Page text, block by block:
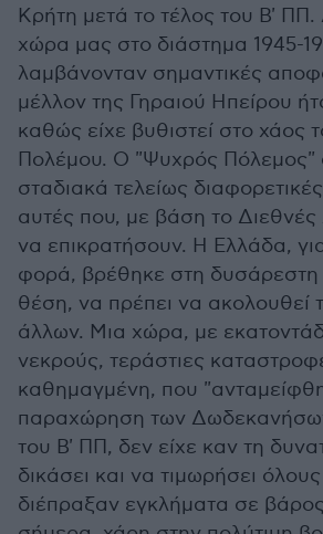
Κρήτη μετά το τέλος του Β'
χώρα μας στο διάστημα 1945-
λαμβάνονταν σημαντικές
μέλλον της Γηραιού Ηπείρου
καθώς είχε βυθιστεί στο χάος
Πολέμου. Ο "Ψυχρός Πόλεμος"
σταδιακά τελείως
αυτές που, με βάση το Διεθνές
να επικρατήσουν. Η Ελλάδα,
φορά, βρέθηκε στη δυσάρεστη
θέση, να πρέπει να ακολουθεί
άλλων. Μια χώρα, με
νεκρούς, τεράστιες
καθημαγμένη, που
παραχώρηση των
του Β' ΠΠ, δεν είχε καν τη
δικάσει και να τιμωρήσει
διέπραξαν εγκλήματα σε